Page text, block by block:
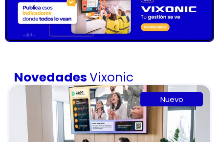
NovedadesVixonic
Nuevo